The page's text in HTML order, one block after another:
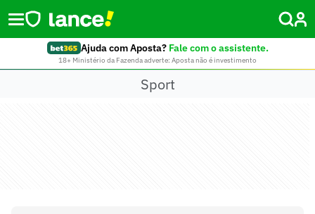
Ajuda com Aposta? Fale com o assistente.
18+ Ministério da Fazenda adverte: Aposta não é investimento
Sport